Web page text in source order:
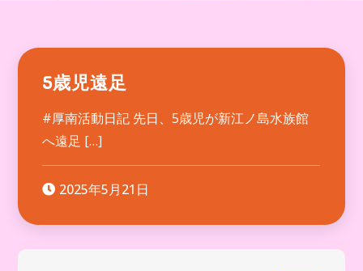
5歳児遠足
#厚南活動日記 先日、5歳児が新江ノ島水族館
へ遠足 […]
2025年5月21日